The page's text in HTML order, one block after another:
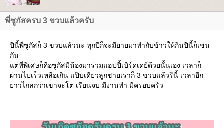
พี่ซูกัสครบ 3 ขวบแล้วครับ
ปีนี้พี่ซูกัสก็ 3 ขวบแล้วนะ ทุกปีก็จะมียายมาทำกับข้าวให้กินปีนี้ก็เช่น
กัน
ต่ที่พิเศษก็คือซูกัสมีน้องมาร่วมแฮปปี้เบิร์ดเดย์ด้วยนั้นเอง เวลาก็
ผ่านไปเร็วเหลือเกิน แป๊บเดียวลูกชายเราก็ 3 ขวบแล้วรึนี้ เวลาอีก
าวไกลกว่าเขาจะโต เรียนจบ มีงานทำ มีครอบครัว